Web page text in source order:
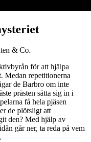
& Co.
för att hjälpa
Medan repetitionerna
de Barbro om inte
prästen sätta sig in i
få hela pjäsen
de plötsligt att
den? Med hjälp av
går ner, ta reda på vem